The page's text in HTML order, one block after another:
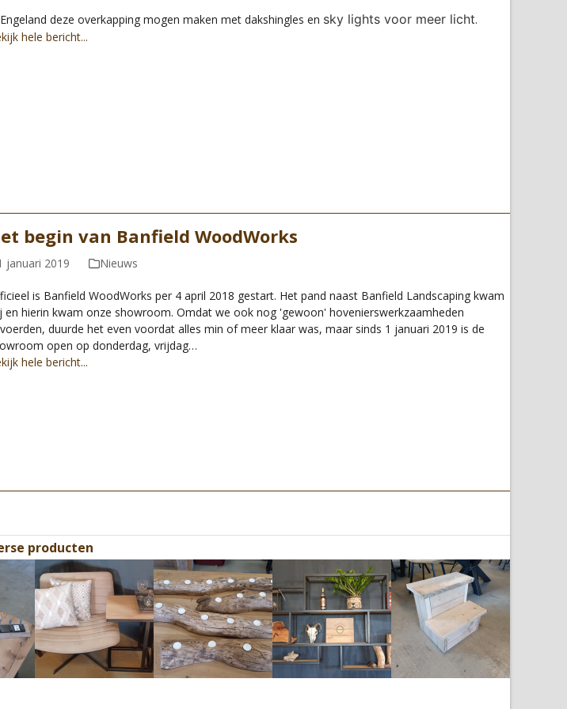
deze overkapping mogen maken met dakshingles en sky lights voor meer licht.
hele bericht...
begin van Banfield WoodWorks
januari 2019 Nieuws
is Banfield WoodWorks per 4 april 2018 gestart. Het pand naast Banfield Landscaping kwam
en hierin kwam onze showroom. Omdat we ook nog 'gewoon' hovenierswerkzaamheden
duurde het even voordat alles min of meer klaar was, maar sinds 1 januari 2019 is de
open op donderdag, vrijdag…
hele bericht...
producten
Use
the
left
and
right
arrow
keys
to